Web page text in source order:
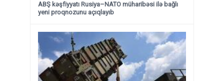
ABŞ kəşfiyyatı Rusiya–NATO müharibəsi ilə bağlı
yeni proqnozunu açıqlayıb